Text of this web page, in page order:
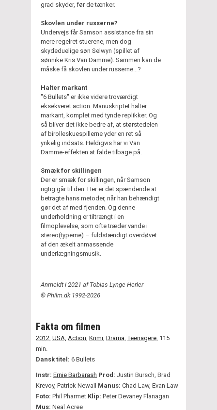
grad skyder, før de tænker.
Skovlen under russerne?
Undervejs får Samson assistance fra sin
mere regelret stuerene, men dog
skydeduelige søn Selwyn (spillet af
sønnike Kris Van Damme). Sammen kan de
måske få skovlen under russerne...?
Halter markant
"6 Bullets" er ikke videre troværdigt
eksekveret action. Manuskriptet halter
markant, komplet med tynde replikker. Og
så bliver det ikke bedre af, at størstedelen
af birolleskuespillerne yder en ret så
ynkelig indsats. Heldigvis har vi Van
Damme-effekten at falde tilbage på.
Smæk for skillingen
Der er smæk for skillingen, når Samson
rigtig går til den. Her er det spændende at
betragte hans metoder, når han behændigt
gør det af med fjenden. Og denne
underholdning er tiltrængt i en
filmoplevelse, som ofte træder vande i
stereo(typerne) – fuldstændigt overdøvet
af den ækelt anmassende
underlægningsmusik.
Anmeldt i 2021 af Tobias Lynge Herler
© Philm.dk 1992-2026
Fakta om filmen
2012 USA, Action, Krimi, Drama, Teenagere, 115
min.
Dansk titel: 6 Bullets
Instr: Ernie Barbarash Prod: Justin Bursch, Brad
Krevoy, Patrick Newall Manus: Chad Law, Evan Law
Foto: Phil Pharmet Klip: Peter Devaney Flanagan
Mus: Neal Acree